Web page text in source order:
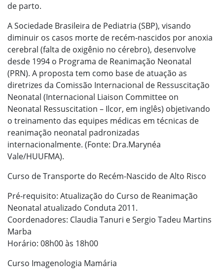
de parto.
A Sociedade Brasileira de Pediatria (SBP), visando
diminuir os casos morte de recém-nascidos por anoxia
cerebral (falta de oxigênio no cérebro), desenvolve
desde 1994 o Programa de Reanimação Neonatal
(PRN). A proposta tem como base de atuação as
diretrizes da Comissão Internacional de Ressuscitação
Neonatal (Internacional Liaison Committee on
Neonatal Ressuscitation – Ilcor, em inglês) objetivando
o treinamento das equipes médicas em técnicas de
reanimação neonatal padronizadas
internacionalmente. (Fonte: Dra.Marynéa
Vale/HUUFMA).
Curso de Transporte do Recém-Nascido de Alto Risco
Pré-requisito: Atualização do Curso de Reanimação
Neonatal atualizado Conduta 2011.
Coordenadores: Claudia Tanuri e Sergio Tadeu Martins
Marba
Horário: 08h00 às 18h00
Curso Imagenologia Mamária